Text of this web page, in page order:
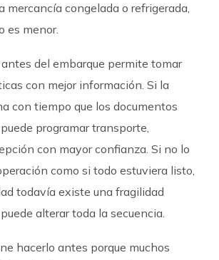
mercancía congelada o refrigerada,
es menor.
del embarque permite tomar
con mejor información. Si la
con tiempo que los documentos
programar transporte,
con mayor confianza. Si no lo
como si todo estuviera listo,
todavía existe una fragilidad
alterar toda la secuencia.
hacerlo antes porque muchos